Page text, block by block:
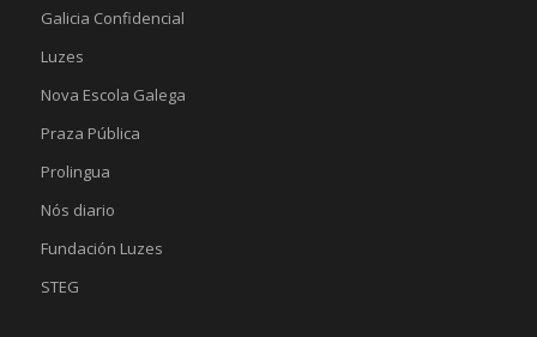
Galicia Confidencial
Luzes
Nova Escola Galega
Praza Pública
Prolingua
Nós diario
Fundación Luzes
STEG